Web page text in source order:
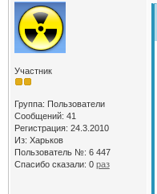
Участник
Группа: Пользователи
Сообщений: 41
Регистрация: 24.3.2010
Из: Харьков
Пользователь №: 6 447
Спасибо сказали: 0 раз